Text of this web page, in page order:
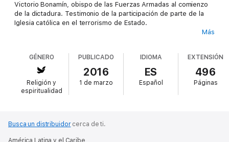
Victorio Bonamín, obispo de las Fuerzas Armadas al comienzo
de la dictadura. Testimonio de la participación de parte de la
Iglesia católica en el terrorismo de Estado.
durante las dos décadas previas una formación intensiva en
contrainsurgencia y guerra contrarrevolucionaria, con decisiva
influencia de la Iglesia Católica Apostólica Romana, a través de
su Vicariato castrense. La única figura que atravesó ese
período con participación determinante fue el protagonista de
Del prólogo de HORACIO VERBITSKY
Más
GÉNERO
Religión y
espiritualidad
PUBLICADO
2016
1 de marzo
IDIOMA
ES
Español
EXTENSIÓN
496
Páginas
Busca un distribuidorcerca de ti.
América Latina y el Caribe